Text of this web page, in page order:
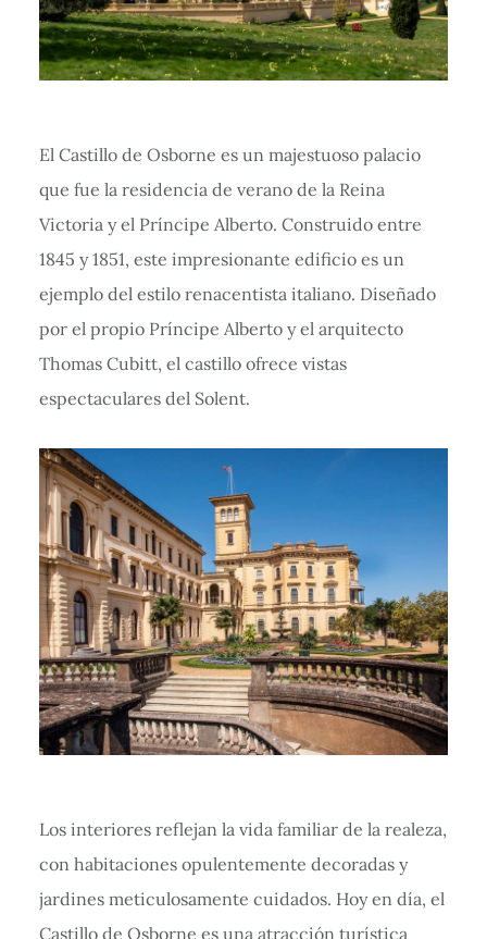
El Castillo de Osborne es un majestuoso palacio
que fue la residencia de verano de la Reina
Victoria y el Príncipe Alberto. Construido entre
1845 y 1851, este impresionante edificio es un
ejemplo del estilo renacentista italiano. Diseñado
por el propio Príncipe Alberto y el arquitecto
Thomas Cubitt, el castillo ofrece vistas
espectaculares del Solent.
Los interiores reflejan la vida familiar de la realeza,
con habitaciones opulentemente decoradas y
jardines meticulosamente cuidados. Hoy en día, el
Castillo de Osborne es una atracción turística